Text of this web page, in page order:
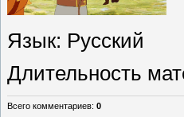
Язык: Русский
Длительность
Всего комментариев: 0